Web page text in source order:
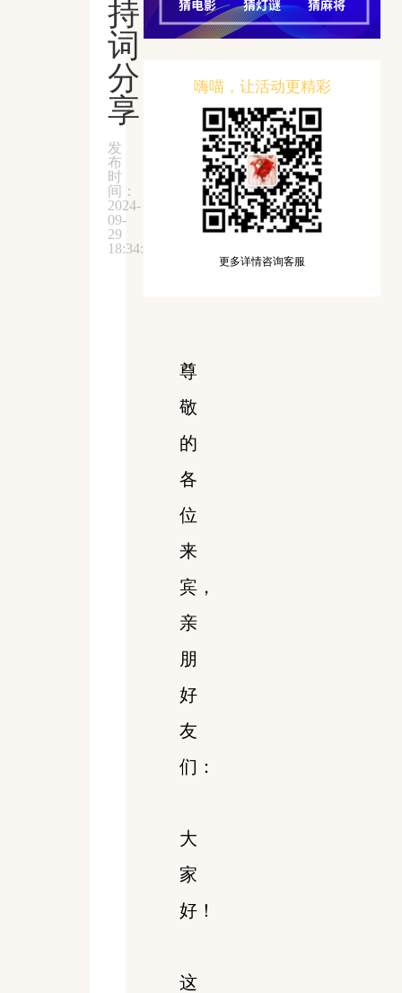
持
词
分
享
发
布
时
间：
2024-
09-
29
18:34:58
尊
敬
的
各
位
来
宾，
亲
朋
好
友
们：
大
家
好！
这
嗨喵，让活动更精彩
更多详情咨询客服